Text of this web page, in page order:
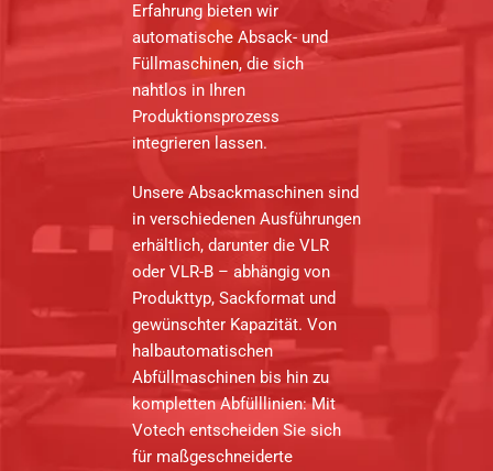
Erfahrung bieten wir
automatische Absack- und
Füllmaschinen, die sich
nahtlos in Ihren
Produktionsprozess
integrieren lassen.
Unsere Absackmaschinen sind
in verschiedenen Ausführungen
erhältlich, darunter die VLR
oder VLR-B – abhängig von
Produkttyp, Sackformat und
gewünschter Kapazität. Von
halbautomatischen
Abfüllmaschinen bis hin zu
kompletten Abfülllinien: Mit
Votech entscheiden Sie sich
für maßgeschneiderte